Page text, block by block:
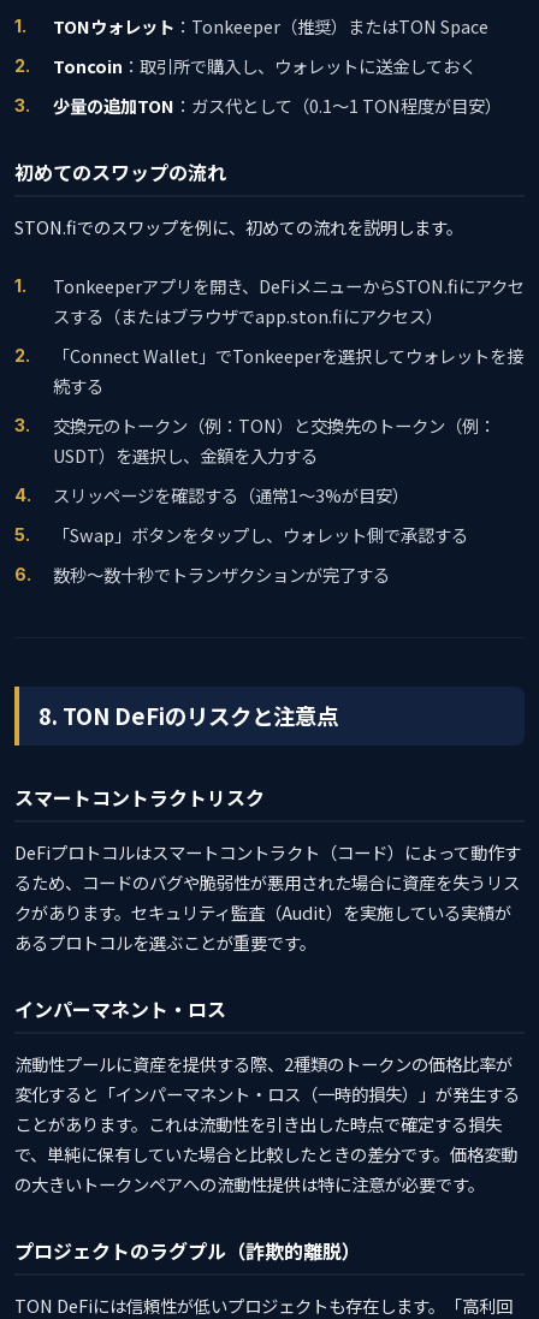
TONウォレット ：Tonkeeper（推奨）またはTON Space
Toncoin ：取引所で購入し、ウォレットに送金しておく
少量の追加TON ：ガス代として（0.1〜1 TON程度が目安）
初めてのスワップの流れ
STON.fiでのスワップを例に、初めての流れを説明します。
Tonkeeperアプリを開き、DeFiメニューからSTON.fiにアクセ
スする（またはブラウザでapp.ston.fiにアクセス）
「Connect Wallet」でTonkeeperを選択してウォレットを接
続する
交換元のトークン（例：TON）と交換先のトークン（例：
USDT）を選択し、金額を入力する
スリッページを確認する（通常1〜3%が目安）
「Swap」ボタンをタップし、ウォレット側で承認する
数秒〜数十秒でトランザクションが完了する
8. TON DeFiのリスクと注意点
スマートコントラクトリスク
DeFiプロトコルはスマートコントラクト（コード）によって動作す
るため、コードのバグや脆弱性が悪用された場合に資産を失うリス
クがあります。セキュリティ監査（Audit）を実施している実績が
あるプロトコルを選ぶことが重要です。
インパーマネント・ロス
流動性プールに資産を提供する際、2種類のトークンの価格比率が
変化すると「インパーマネント・ロス（一時的損失）」が発生する
ことがあります。これは流動性を引き出した時点で確定する損失
で、単純に保有していた場合と比較したときの差分です。価格変動
の大きいトークンペアへの流動性提供は特に注意が必要です。
プロジェクトのラグプル（詐欺的離脱）
TON DeFiには信頼性が低いプロジェクトも存在します。「高利回